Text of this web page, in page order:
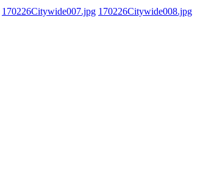
170226Citywide007.jpg 170226Citywide008.jpg